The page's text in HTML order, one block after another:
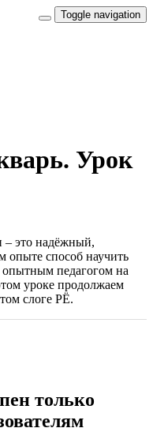
Toggle navigation
Урок
– это надёжный,
опыте способ научить
опытным педагогом на
уроке продолжаем
слоге РЁ.
только